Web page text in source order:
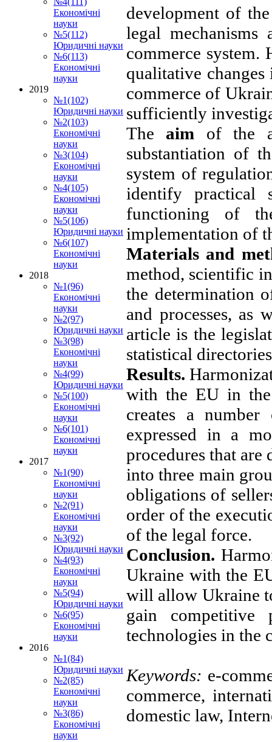
development of
legal
commerce system.
qualitative
commerce of
sufficiently
The aim of the
substantiation of
system of
identify practical
functioning of
implementation of
Materials and
method, scientific
the determination
and processes, as
article is the
statistical
Results.
with the EU in the
creates a
expressed in a
procedures that
into three main
obligations of
order of the
of the legal force.
Conclusion.
Ukraine with the
will allow Ukraine
gain
technologies in the
Keywords: e-
commerce,
domestic law,
Економічні
науки
№5(112)
Юридичні науки
№6(113)
Економічні
науки
2019
№1(102)
Юридичні науки
№2(103)
Економічні
науки
№3(104)
Економічні
науки
№4(105)
Економічні
науки
№5(106)
Юридичні науки
№6(107)
Економічні
науки
2018
№1(96)
Економічні
науки
№2(97)
Юридичні науки
№3(98)
Економічні
науки
№4(99)
Юридичні науки
№5(100)
Економічні
науки
№6(101)
Економічні
науки
2017
№1(90)
Економічні
науки
№2(91)
Економічні
науки
№3(92)
Юридичні науки
№4(93)
Економічні
науки
№5(94)
Юридичні науки
№6(95)
Економічні
науки
2016
№1(84)
Юридичні науки
№2(85)
Економічні
науки
№3(86)
Економічні
науки